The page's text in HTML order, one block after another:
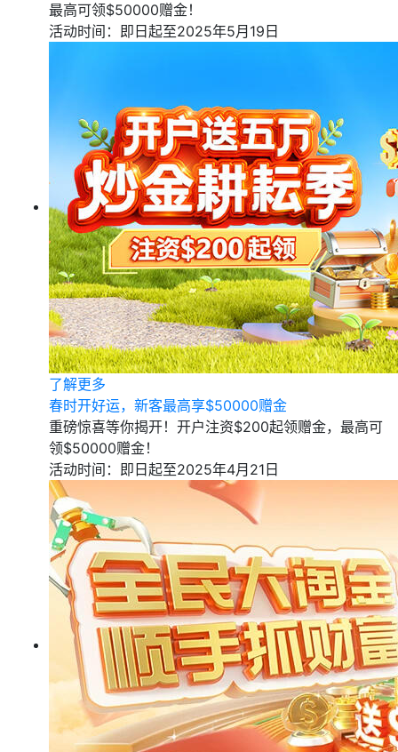
最高可领$50000赠金！
活动时间：即日起至2025年5月19日
了解更多
春时开好运，新客最高享$50000赠金
重磅惊喜等你揭开！开户注资$200起领赠金，最高可
领$50000赠金！
活动时间：即日起至2025年4月21日